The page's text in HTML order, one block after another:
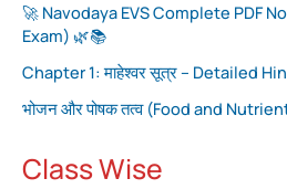
🚀 Navodaya EVS Complete PDF
Exam) 🌿📚
Chapter 1: माहेश्वर सूत्र – Detailed
भोजन और पोषक तत्व (Food and
Class Wise